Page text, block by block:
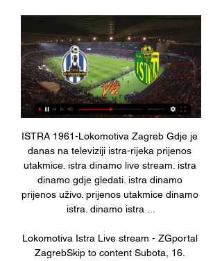
ISTRA 1961-Lokomotiva Zagreb Gdje je
danas na televiziji istra-rijeka prijenos
utakmice. istra dinamo live stream. istra
dinamo gdje gledati. istra dinamo
prijenos uživo. prijenos utakmice dinamo
istra. dinamo istra ...
Lokomotiva Istra Live stream - ZGportal
ZagrebSkip to content Subota, 16.